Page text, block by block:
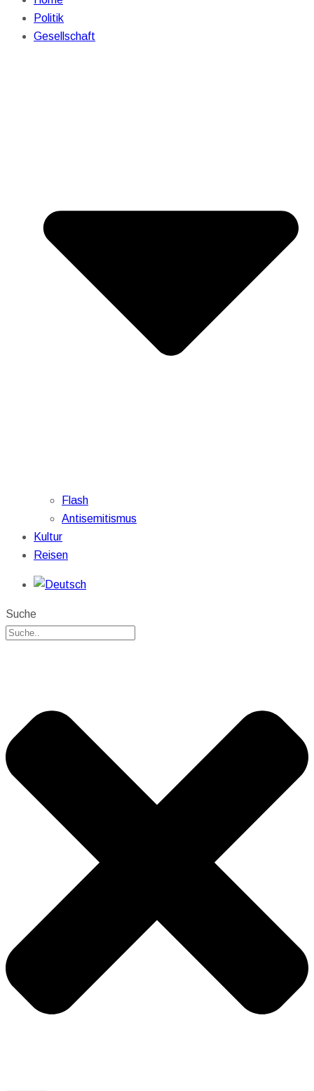
Politik
Gesellschaft
Flash
Antisemitismus
Kultur
Reisen
Suche